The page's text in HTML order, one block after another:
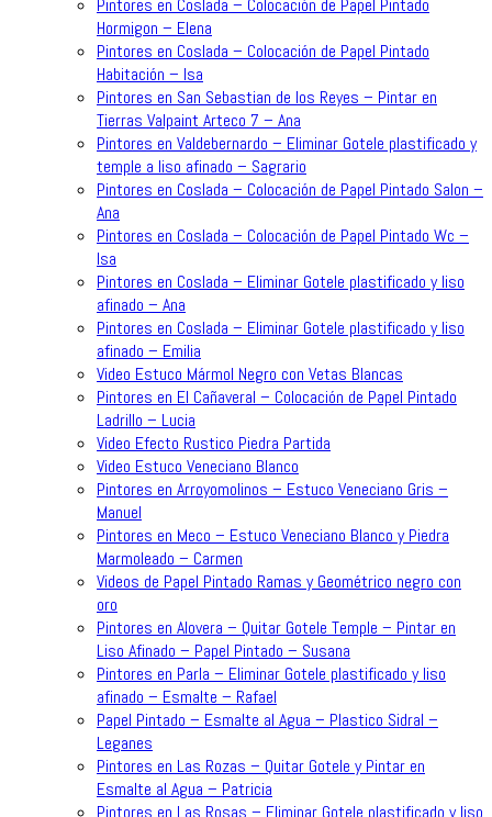
Pintores en Coslada – Colocación de Papel Pintado
Hormigon – Elena
Pintores en Coslada – Colocación de Papel Pintado
Habitación – Isa
Pintores en San Sebastian de los Reyes – Pintar en
Tierras Valpaint Arteco 7 – Ana
Pintores en Valdebernardo – Eliminar Gotele plastificado y
temple a liso afinado – Sagrario
Pintores en Coslada – Colocación de Papel Pintado Salon –
Ana
Pintores en Coslada – Colocación de Papel Pintado Wc –
Isa
Pintores en Coslada – Eliminar Gotele plastificado y liso
afinado – Ana
Pintores en Coslada – Eliminar Gotele plastificado y liso
afinado – Emilia
Video Estuco Mármol Negro con Vetas Blancas
Pintores en El Cañaveral – Colocación de Papel Pintado
Ladrillo – Lucia
Video Efecto Rustico Piedra Partida
Video Estuco Veneciano Blanco
Pintores en Arroyomolinos – Estuco Veneciano Gris –
Manuel
Pintores en Meco – Estuco Veneciano Blanco y Piedra
Marmoleado – Carmen
Videos de Papel Pintado Ramas y Geométrico negro con
oro
Pintores en Alovera – Quitar Gotele Temple – Pintar en
Liso Afinado – Papel Pintado – Susana
Pintores en Parla – Eliminar Gotele plastificado y liso
afinado – Esmalte – Rafael
Papel Pintado – Esmalte al Agua – Plastico Sidral –
Leganes
Pintores en Las Rozas – Quitar Gotele y Pintar en
Esmalte al Agua – Patricia
Pintores en Las Rosas – Eliminar Gotele plastificado y liso